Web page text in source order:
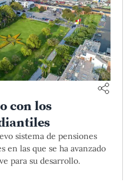
con los
sistema de pensiones
en las que se ha avanzado
para su desarrollo.